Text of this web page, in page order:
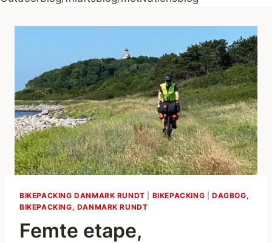
BIKEPACKING DANMARK RUNDT BIKEPACKING |DAGBOG,
BIKEPACKING, DANMARK RUNDT
Femte etape,